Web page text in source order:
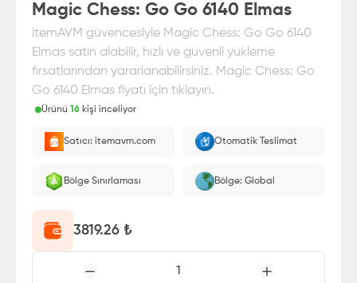
Magic Chess: Go Go 6140 Elmas
itemAVM güvencesiyle Magic Chess: Go Go 6140
Elmas satın alabilir, hızlı ve güvenli yükleme
fırsatlarından yararlanabilirsiniz. Magic Chess: Go
Go 6140 Elmas fiyatı için tıklayın.
Ürünü 16 kişi inceliyor
Oyuncu ID'nize yüklenir.
Satıcı: itemavm.com Otomatik Teslimat
Bölge Sınırlaması Bölge: Global
3819.26 ₺
1